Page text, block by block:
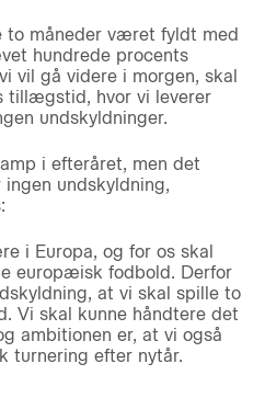
to måneder været fyldt med
hundrede procents
vil gå videre i morgen, skal
tillægstid, hvor vi leverer
undskyldninger.
i efteråret, men det
undskyldning,
i Europa, og for os skal
europæisk fodbold. Derfor
at vi skal spille to
Vi skal kunne håndtere det
ambitionen er, at vi også
turnering efter nytår.